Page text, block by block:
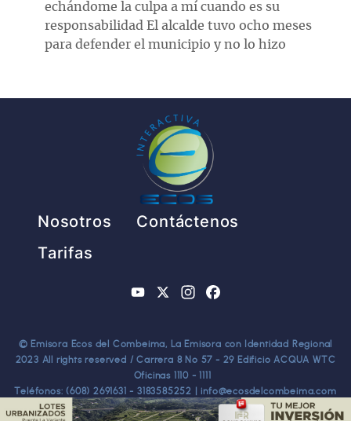
echándome la culpa a mí cuando es su
responsabilidad El alcalde tuvo ocho meses
para defender el municipio y no lo hizo
Pie de página
Nosotros
Contáctenos
Tarifas
YouTube
X Instagram
© Emisora Ecos del Combeima, La Emisora con Identidad Regional
2023 All rights reserved / Carrera 8 No 57 - 29 Edificio ACQUA WTC
Oficinas 1110 - 1111
Teléfonos: (608) 2691631 - 3183585252 | info@ecosdelcombeima.com
Ibagué - Tolima. TODOS LOS DERECHOS RESERVADOS